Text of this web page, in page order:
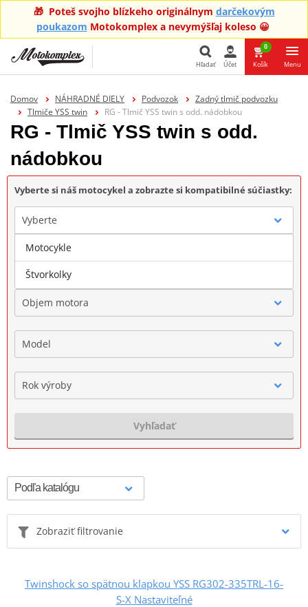
🎁 Poteš svojho blízkeho originálnym darčekovým
poukazom Motokomplex a nevymýšľaj koleso 😀
Hľadať
Hľadať Účet
0
Košík Menu
Domov NÁHRADNÉ DIELY Podvozok
Zadný tlmič podvozku
Tlmiče YSS twin
RG - Tlmič YSS twin s odd. nádobkou
RG - Tlmič YSS twin s odd.
nádobkou
Vyberte si náš motocykel a zobrazte si kompatibilné súčiastky:
Vyberte
Značka
Objem motora
Model
Rok výroby
Vyhľadať
Zobraziť filtrovanie
Twinshock so spätnou klapkou YSS RG302-335TRL-16-
S-X Nastaviteľné
Motocykle
Štvorkolky